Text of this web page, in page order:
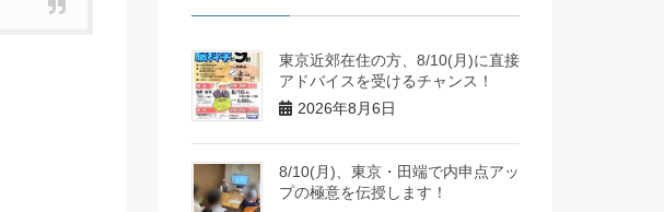
東京近郊在住の方、8/10(月)に直接
アドバイスを受けるチャンス！
2026年8月6日
8/10(月)、東京・田端で内申点アッ
プの極意を伝授します！